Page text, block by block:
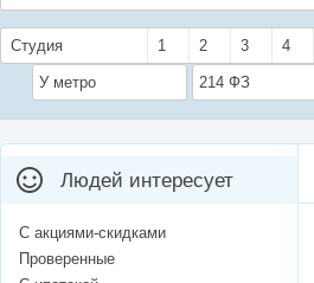
Студия 1 2 3 4
У метро 214 ФЗ
Людей интересует
С акциями-скидками
Проверенные